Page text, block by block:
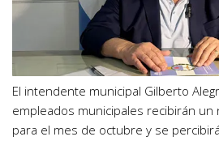
El intendente municipal Gilberto
empleados municipales recibirán un
para el mes de octubre y se